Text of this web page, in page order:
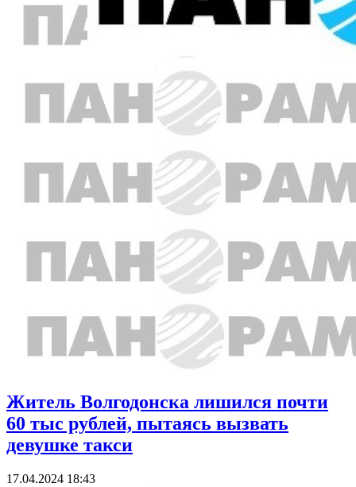
Житель Волгодонска лишился почти
60 тыс рублей, пытаясь вызвать
девушке такси
17.04.2024 18:43